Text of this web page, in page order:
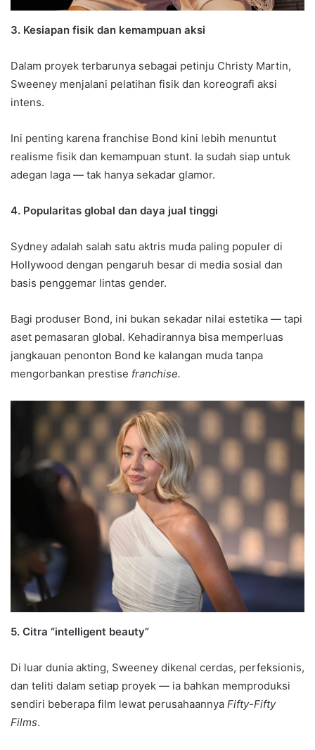
3. Kesiapan fisik dan kemampuan aksi
Dalam proyek terbarunya sebagai petinju Christy Martin,
Sweeney menjalani pelatihan fisik dan koreografi aksi
intens.
Ini penting karena franchise Bond kini lebih menuntut
realisme fisik dan kemampuan stunt. Ia sudah siap untuk
adegan laga — tak hanya sekadar glamor.
4. Popularitas global dan daya jual tinggi
Sydney adalah salah satu aktris muda paling populer di
Hollywood dengan pengaruh besar di media sosial dan
basis penggemar lintas gender.
Bagi produser Bond, ini bukan sekadar nilai estetika — tapi
aset pemasaran global. Kehadirannya bisa memperluas
jangkauan penonton Bond ke kalangan muda tanpa
mengorbankan prestise franchise.
5. Citra “intelligent beauty”
Di luar dunia akting, Sweeney dikenal cerdas, perfeksionis,
dan teliti dalam setiap proyek — ia bahkan memproduksi
sendiri beberapa film lewat perusahaannya Fifty-Fifty
Films.